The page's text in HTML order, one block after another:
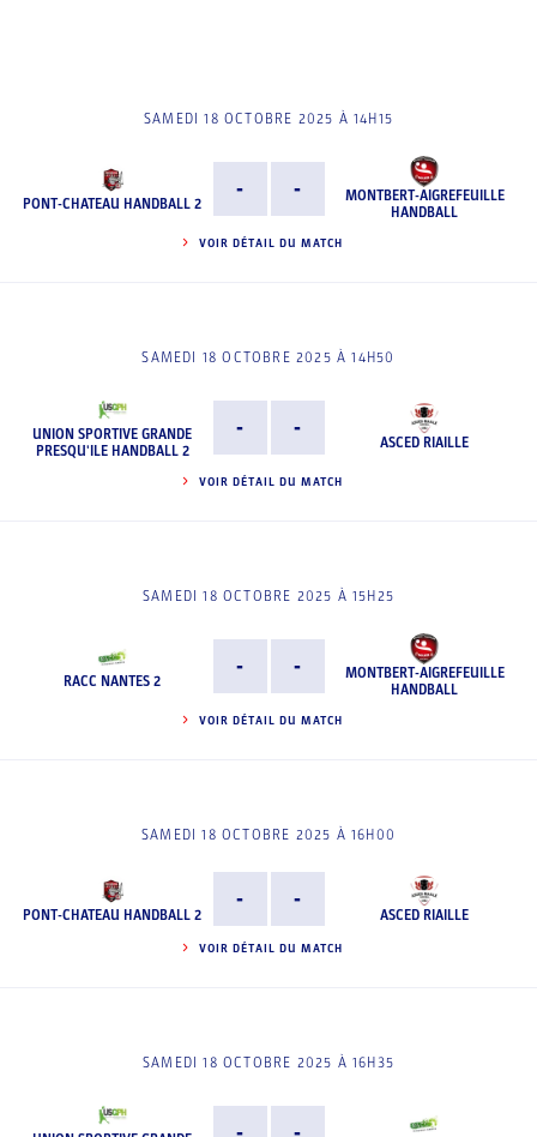
SAMEDI 18 OCTOBRE 2025 À 14H15
PONT-CHATEAU HANDBALL 2
- -
MONTBERT-AIGREFEUILLE
HANDBALL
VOIR DÉTAIL DU MATCH
SAMEDI 18 OCTOBRE 2025 À 14H50
UNION SPORTIVE GRANDE
PRESQU'ILE HANDBALL 2
- -
ASCED RIAILLE
VOIR DÉTAIL DU MATCH
SAMEDI 18 OCTOBRE 2025 À 15H25
RACC NANTES 2
- -
MONTBERT-AIGREFEUILLE
HANDBALL
VOIR DÉTAIL DU MATCH
SAMEDI 18 OCTOBRE 2025 À 16H00
PONT-CHATEAU HANDBALL 2
- -
ASCED RIAILLE
VOIR DÉTAIL DU MATCH
SAMEDI 18 OCTOBRE 2025 À 16H35